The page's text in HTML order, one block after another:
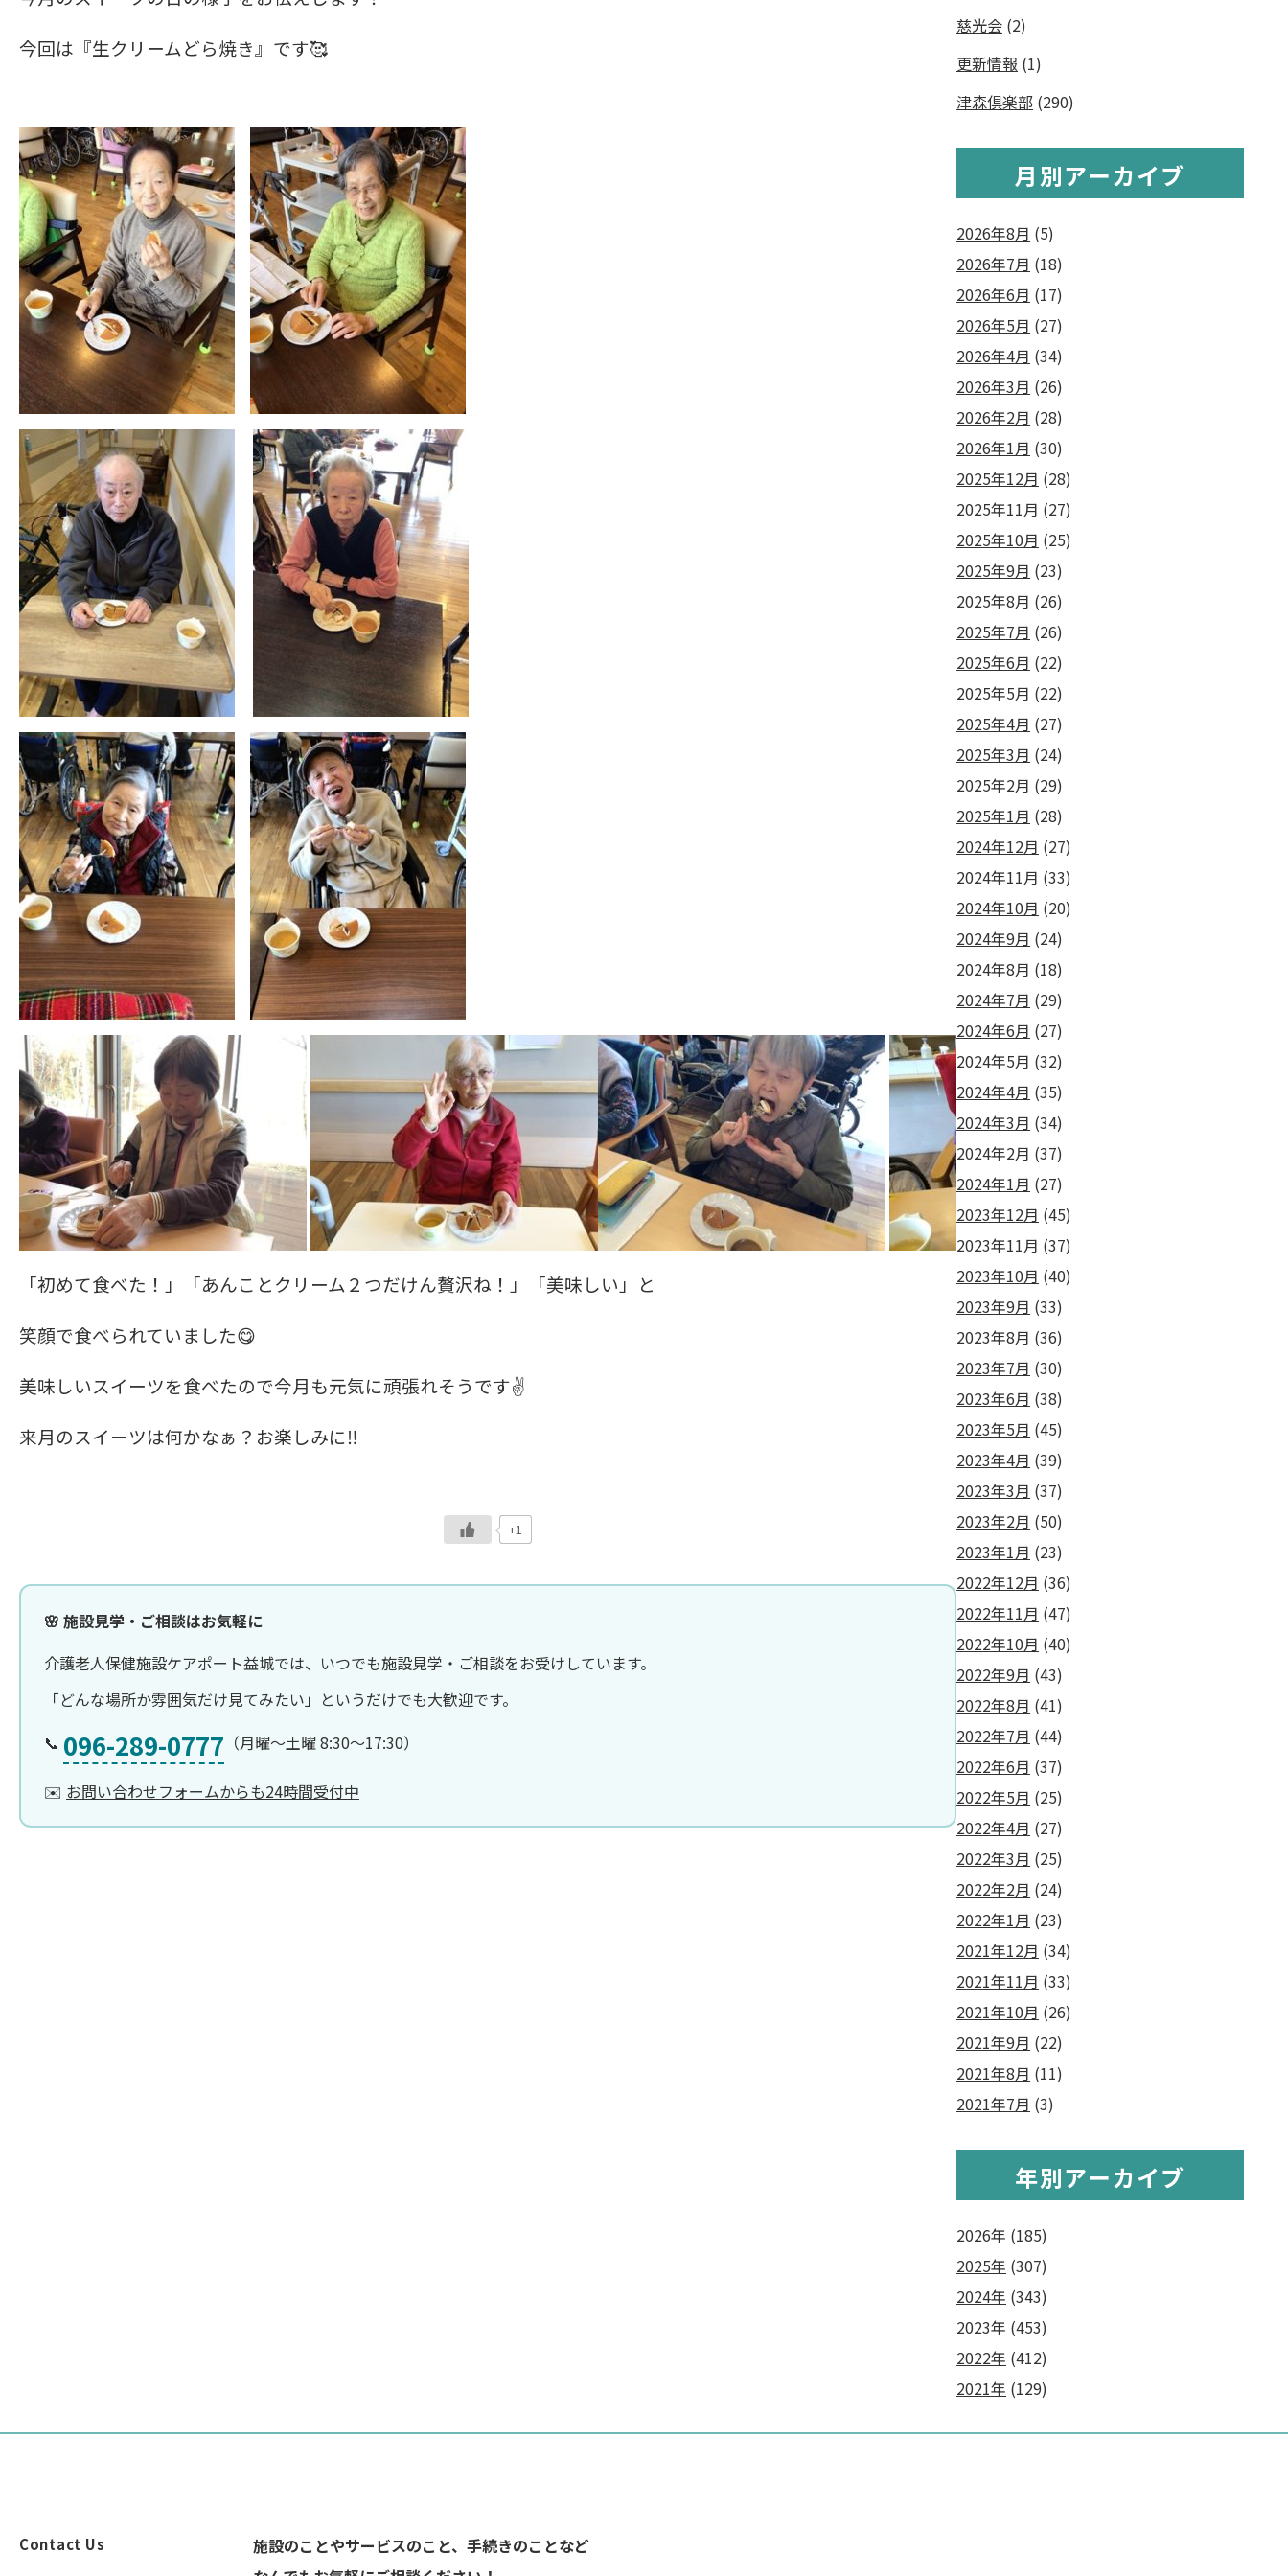
今回は『生クリームどら焼き』です🥰
「初めて食べた！」「あんことクリーム２つだけん贅沢ね！」「美味しい」と
笑顔で食べられていました😋
美味しいスイーツを食べたので今月も元気に頑張れそうです✌️
来月のスイーツは何かなぁ？お楽しみに‼️
+1
🌸 施設見学・ご相談はお気軽に
介護老人保健施設ケアポート益城では、いつでも施設見学・ご相談をお受けしています。
「どんな場所か雰囲気だけ見てみたい」というだけでも大歓迎です。
📞 096-289-0777 （月曜〜土曜 8:30〜17:30）
✉️ お問い合わせフォームからも24時間受付中
慈光会 (2)
更新情報 (1)
津森倶楽部 (290)
月別アーカイブ
2026年8月 (5)
2026年7月 (18)
2026年6月 (17)
2026年5月 (27)
2026年4月 (34)
2026年3月 (26)
2026年2月 (28)
2026年1月 (30)
2025年12月 (28)
2025年11月 (27)
2025年10月 (25)
2025年9月 (23)
2025年8月 (26)
2025年7月 (26)
2025年6月 (22)
2025年5月 (22)
2025年4月 (27)
2025年3月 (24)
2025年2月 (29)
2025年1月 (28)
2024年12月 (27)
2024年11月 (33)
2024年10月 (20)
2024年9月 (24)
2024年8月 (18)
2024年7月 (29)
2024年6月 (27)
2024年5月 (32)
2024年4月 (35)
2024年3月 (34)
2024年2月 (37)
2024年1月 (27)
2023年12月 (45)
2023年11月 (37)
2023年10月 (40)
2023年9月 (33)
2023年8月 (36)
2023年7月 (30)
2023年6月 (38)
2023年5月 (45)
2023年4月 (39)
2023年3月 (37)
2023年2月 (50)
2023年1月 (23)
2022年12月 (36)
2022年11月 (47)
2022年10月 (40)
2022年9月 (43)
2022年8月 (41)
2022年7月 (44)
2022年6月 (37)
2022年5月 (25)
2022年4月 (27)
2022年3月 (25)
2022年2月 (24)
2022年1月 (23)
2021年12月 (34)
2021年11月 (33)
2021年10月 (26)
2021年9月 (22)
2021年8月 (11)
2021年7月 (3)
年別アーカイブ
2026年 (185)
2025年 (307)
2024年 (343)
2023年 (453)
2022年 (412)
2021年 (129)
Contact Us
施設のことやサービスのこと、手続きのことなど